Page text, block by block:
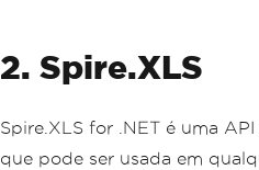
2. Spire.XLS
Spire.XLS for .NET é uma
que pode ser usada em